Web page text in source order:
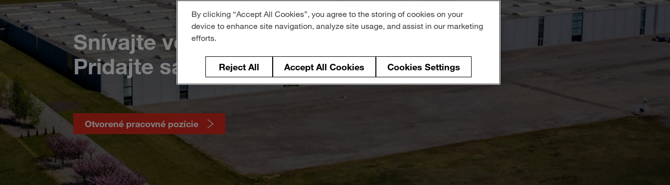
Snívajte vo veľkom. S nami.
Pridajte sa k nášmu tímu.
Otvorené pracovné pozície
By clicking “Accept All Cookies”, you agree to the storing of cookies on your
device to enhance site navigation, analyze site usage, and assist in our marketing
efforts.
Reject All Accept All Cookies Cookies Settings